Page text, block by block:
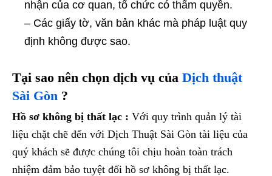
nhận của cơ quan, tổ chức có thẩm quyền.
– Các giấy tờ, văn bản khác mà pháp luật quy
định không được sao.
Tại sao nên chọn dịch vụ của Dịch thuật
Sài Gòn ?
Hồ sơ không bị thất lạc : Với quy trình quản lý tài
liệu chặt chẽ đến với Dịch Thuật Sài Gòn tài liệu của
quý khách sẽ được chúng tôi chịu hoàn toàn trách
nhiệm đảm bảo tuyệt đối hồ sơ không bị thất lạc.